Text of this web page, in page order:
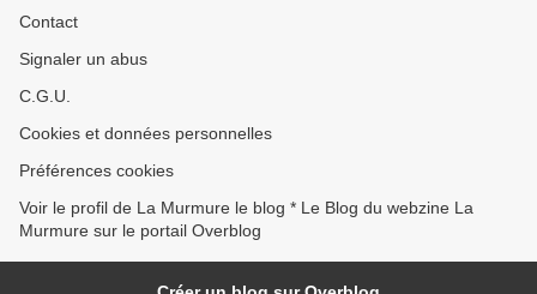
Contact
Signaler un abus
C.G.U.
Cookies et données personnelles
Préférences cookies
Voir le profil de La Murmure le blog * Le Blog du webzine La
Murmure sur le portail Overblog